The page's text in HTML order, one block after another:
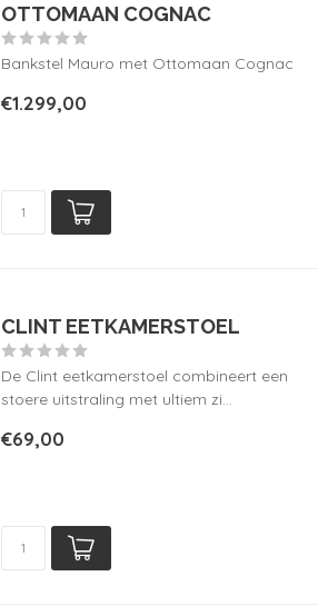
OTTOMAAN COGNAC
Bankstel Mauro met Ottomaan Cognac
€1.299,00
CLINT EETKAMERSTOEL
De Clint eetkamerstoel combineert een
stoere uitstraling met ultiem zi...
€69,00